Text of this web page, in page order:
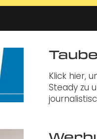
Klick hier,
Steady zu